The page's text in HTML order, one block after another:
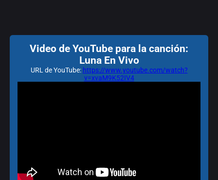
Video de YouTube para la canción:
Luna En Vivo
URL de YouTube: https://www.youtube.com/watch?
v=xvaM9K52IV4